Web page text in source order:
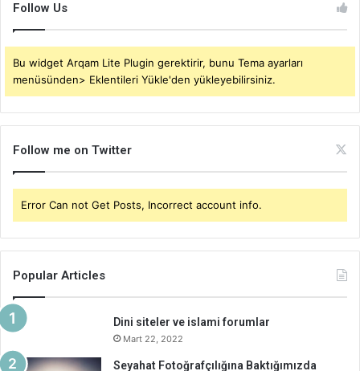
Follow Us
Bu widget Arqam Lite Plugin gerektirir, bunu Tema ayarları
menüsünden> Eklentileri Yükle'den yükleyebilirsiniz.
Follow me on Twitter
Error Can not Get Posts, Incorrect account info.
Popular Articles
Dini siteler ve islami forumlar
Mart 22, 2022
Seyahat Fotoğrafçılığına Baktığımızda